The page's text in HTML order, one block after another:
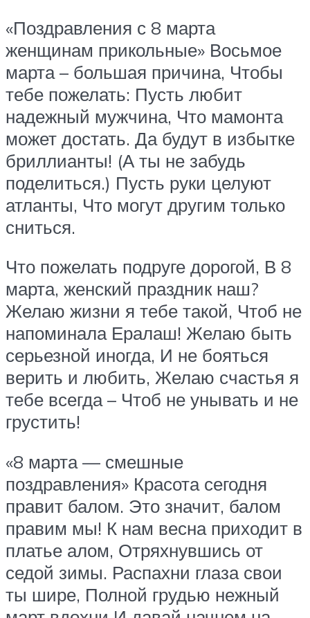
«Поздравления с 8 марта
женщинам прикольные» Восьмое
марта – большая причина, Чтобы
тебе пожелать: Пусть любит
надежный мужчина, Что мамонта
может достать. Да будут в избытке
бриллианты! (А ты не забудь
поделиться.) Пусть руки целуют
атланты, Что могут другим только
сниться.
Что пожелать подруге дорогой, В 8
марта, женский праздник наш?
Желаю жизни я тебе такой, Чтоб не
напоминала Ералаш! Желаю быть
серьезной иногда, И не бояться
верить и любить, Желаю счастья я
тебе всегда – Чтоб не унывать и не
грустить!
«8 марта — смешные
поздравления» Красота сегодня
правит балом. Это значит, балом
правим мы! К нам весна приходит в
платье алом, Отряхнувшись от
седой зимы. Распахни глаза свои
ты шире, Полной грудью нежный